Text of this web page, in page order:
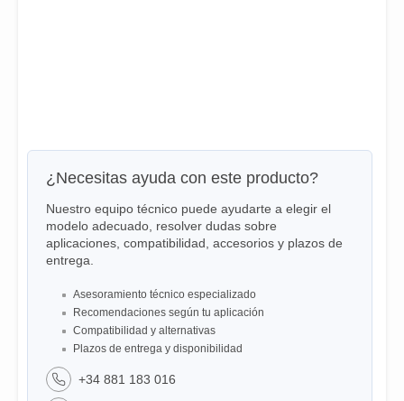
¿Necesitas ayuda con este producto?
Nuestro equipo técnico puede ayudarte a elegir el
modelo adecuado, resolver dudas sobre
aplicaciones, compatibilidad, accesorios y plazos de
entrega.
Asesoramiento técnico especializado
Recomendaciones según tu aplicación
Compatibilidad y alternativas
Plazos de entrega y disponibilidad
+34 881 183 016